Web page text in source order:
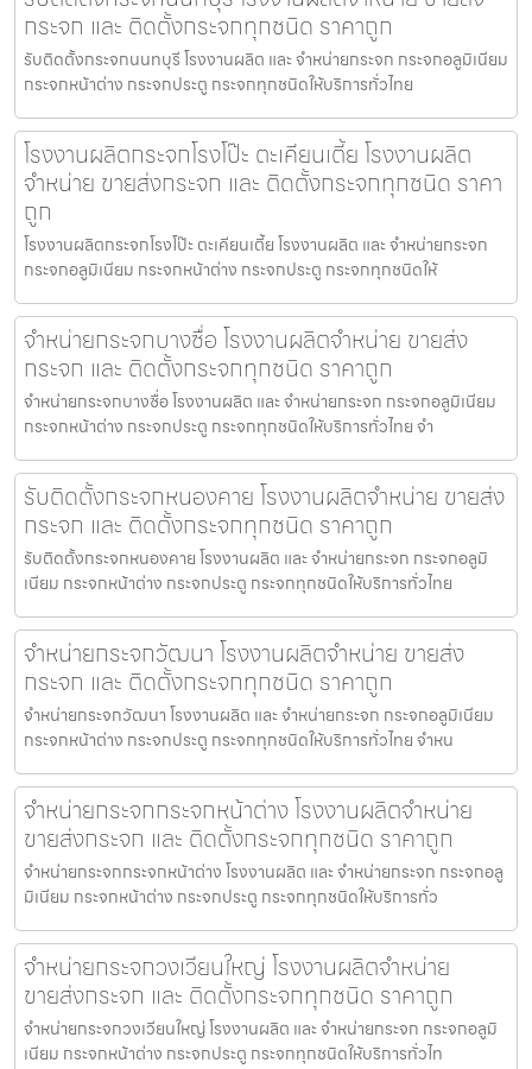
กระจก และ ติดตั้งกระจกทุกชนิด ราคาถูก
รับติดตั้งกระจกนนทบุรี โรงงานผลิต และ จำหน่ายกระจก กระจกอลูมิเนียม
กระจกหน้าต่าง กระจกประตู กระจกทุกชนิดให้บริการทั่วไทย
โรงงานผลิตกระจกโรงโป๊ะ ตะเคียนเตี้ย โรงงานผลิต
จำหน่าย ขายส่งกระจก และ ติดตั้งกระจกทุกชนิด ราคา
ถูก
โรงงานผลิตกระจกโรงโป๊ะ ตะเคียนเตี้ย โรงงานผลิต และ จำหน่ายกระจก
กระจกอลูมิเนียม กระจกหน้าต่าง กระจกประตู กระจกทุกชนิดให้
จำหน่ายกระจกบางซื่อ โรงงานผลิตจำหน่าย ขายส่ง
กระจก และ ติดตั้งกระจกทุกชนิด ราคาถูก
จำหน่ายกระจกบางซื่อ โรงงานผลิต และ จำหน่ายกระจก กระจกอลูมิเนียม
กระจกหน้าต่าง กระจกประตู กระจกทุกชนิดให้บริการทั่วไทย จำ
รับติดตั้งกระจกหนองคาย โรงงานผลิตจำหน่าย ขายส่ง
กระจก และ ติดตั้งกระจกทุกชนิด ราคาถูก
รับติดตั้งกระจกหนองคาย โรงงานผลิต และ จำหน่ายกระจก กระจกอลูมิ
เนียม กระจกหน้าต่าง กระจกประตู กระจกทุกชนิดให้บริการทั่วไทย
จำหน่ายกระจกวัฒนา โรงงานผลิตจำหน่าย ขายส่ง
กระจก และ ติดตั้งกระจกทุกชนิด ราคาถูก
จำหน่ายกระจกวัฒนา โรงงานผลิต และ จำหน่ายกระจก กระจกอลูมิเนียม
กระจกหน้าต่าง กระจกประตู กระจกทุกชนิดให้บริการทั่วไทย จำหน
จำหน่ายกระจกกระจกหน้าต่าง โรงงานผลิตจำหน่าย
ขายส่งกระจก และ ติดตั้งกระจกทุกชนิด ราคาถูก
จำหน่ายกระจกกระจกหน้าต่าง โรงงานผลิต และ จำหน่ายกระจก กระจกอลู
มิเนียม กระจกหน้าต่าง กระจกประตู กระจกทุกชนิดให้บริการทั่ว
จำหน่ายกระจกวงเวียนใหญ่ โรงงานผลิตจำหน่าย
ขายส่งกระจก และ ติดตั้งกระจกทุกชนิด ราคาถูก
จำหน่ายกระจกวงเวียนใหญ่ โรงงานผลิต และ จำหน่ายกระจก กระจกอลูมิ
เนียม กระจกหน้าต่าง กระจกประตู กระจกทุกชนิดให้บริการทั่วไท